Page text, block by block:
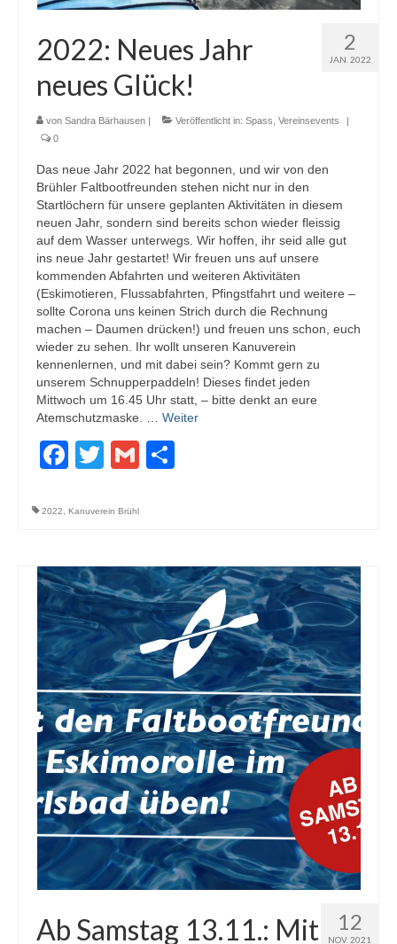
2
JAN. 2022
2022: Neues Jahr
neues Glück!
von Sandra Bärhausen Veröffentlicht in: Spass Vereinsevents
0
Das neue Jahr 2022 hat begonnen, und wir von den
Brühler Faltbootfreunden stehen nicht nur in den
Startlöchern für unsere geplanten Aktivitäten in diesem
neuen Jahr, sondern sind bereits schon wieder fleissig
auf dem Wasser unterwegs. Wir hoffen, ihr seid alle gut
ins neue Jahr gestartet! Wir freuen uns auf unsere
kommenden Abfahrten und weiteren Aktivitäten
(Eskimotieren, Flussabfahrten, Pfingstfahrt und weitere –
sollte Corona uns keinen Strich durch die Rechnung
machen – Daumen drücken!) und freuen uns schon, euch
wieder zu sehen. Ihr wollt unseren Kanuverein
kennenlernen, und mit dabei sein? Kommt gern zu
unserem Schnupperpaddeln! Dieses findet jeden
Mittwoch um 16.45 Uhr statt, – bitte denkt an eure
Atemschutzmaske. … Weiter
Facebook
TwitterGmail
2022, Kanuverein Brühl
12
NOV. 2021
Ab Samstag 13.11.: Mit